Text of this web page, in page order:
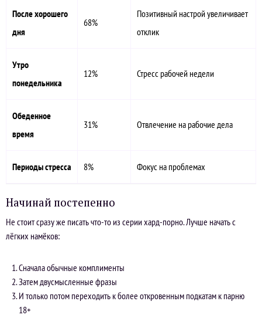
После хорошего
дня
68%
Позитивный настрой увеличивает
отклик
Утро
понедельника
12% Стресс рабочей недели
Обеденное
время
31% Отвлечение на рабочие дела
Периоды стресса 8% Фокус на проблемах
Начинай постепенно
Не стоит сразу же писать что-то из серии хард-порно. Лучше начать с
лёгких намёков:
Сначала обычные комплименты
Затем двусмысленные фразы
И только потом переходить к более откровенным подкатам к парню
18+